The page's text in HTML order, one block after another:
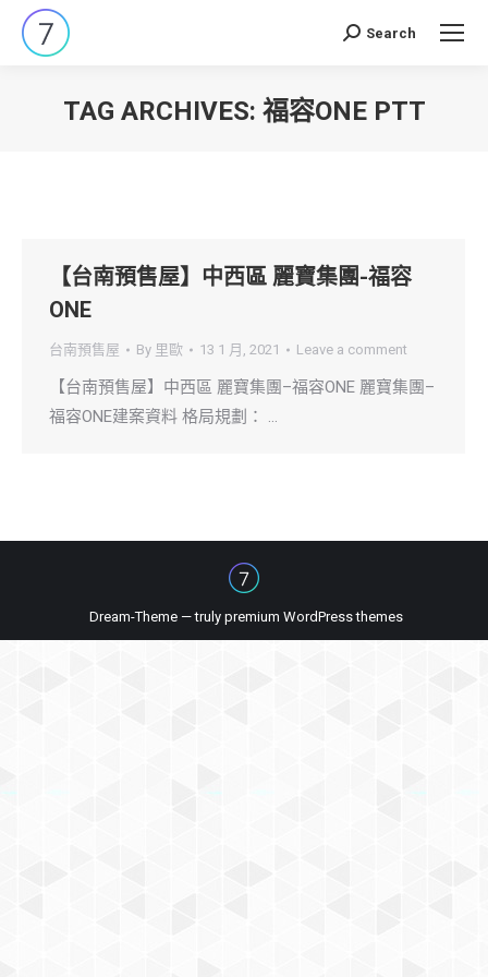
Search:
Search
TAG ARCHIVES: 福容ONE PTT
【台南預售屋】中西區 麗寶集團-福容
ONE
台南預售屋 By 里歐 13 1 月, 2021 Leave a comment
【台南預售屋】中西區 麗寶集團–福容ONE 麗寶集團–
福容ONE建案資料 格局規劃： …
Dream-Theme — truly premium WordPress themes